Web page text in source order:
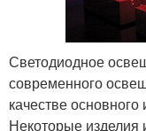
Светодиодное
современного
качестве основного
Некоторые изделия